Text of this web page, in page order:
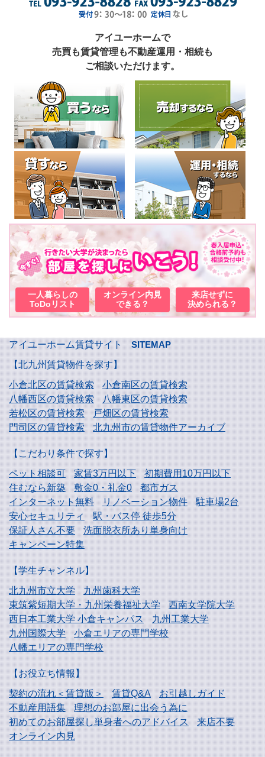
アイユーホームで
売買も賃貸管理も不動産運用・相続も
ご相談いただけます。
一人暮らしの
ToDoリスト
オンライン内見
できる？
来店せずに
決められる？
アイユーホーム賃貸サイト
SITEMAP
【北九州賃貸物件を探す】
小倉北区の賃貸検索
小倉南区の賃貸検索
八幡西区の賃貸検索
八幡東区の賃貸検索
若松区の賃貸検索
戸畑区の賃貸検索
門司区の賃貸検索
北九州市の賃貸物件アーカイブ
【こだわり条件で探す】
ペット相談可
家賃3万円以下
初期費用10万円以下
住むなら新築
敷金0・礼金0
都市ガス
インターネット無料
リノベーション物件
駐車場2台
安心セキュリティ
駅・バス停 徒歩5分
保証人さん不要
洗面脱衣所あり単身向け
キャンペーン特集
【学生チャンネル】
北九州市立大学
九州歯科大学
東筑紫短期大学・九州栄養福祉大学
西南女学院大学
西日本工業大学小倉キャンパス
九州工業大学
九州国際大学
小倉エリアの専門学校
八幡エリアの専門学校
【お役立ち情報】
契約の流れ＜賃貸版＞
賃貸Q&A
お引越しガイド
不動産用語集
理想のお部屋に出会う為に
初めてのお部屋探し単身者へのアドバイス
来店不要
オンライン内見